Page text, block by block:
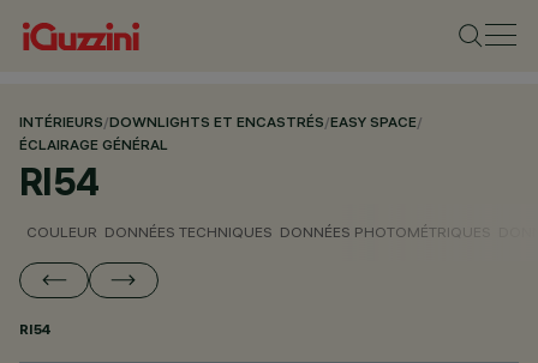
INTÉRIEURS/DOWNLIGHTS ET ENCASTRÉS/EASY SPACE/
ÉCLAIRAGE GÉNÉRAL
RI54
COULEUR DONNÉES TECHNIQUES DONNÉES PHOTOMÉTRIQUES
RI54